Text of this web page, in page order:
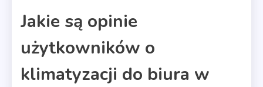
Jakie są opinie
użytkowników o
klimatyzacji do biura w